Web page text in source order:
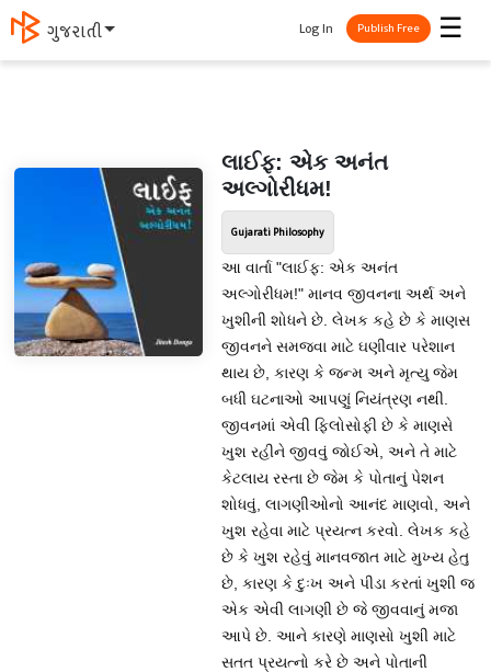
ગુજરાતી ☰
Log In Publish Free
લાઈફ: એક અનંત
અલ્ગોરીધમ!
Gujarati Philosophy
આ વાર્તા "લાઈફ: એક અનંત
અલ્ગોરીધમ!" માનવ જીવનના અર્થ અને
ખુશીની શોધને છે. લેખક કહે છે કે માણસ
જીવનને સમજવા માટે ઘણીવાર પરેશાન
થાય છે, કારણ કે જન્મ અને મૃત્યુ જેમ
બધી ઘટનાઓ આપણું નિયંત્રણ નથી.
જીવનમાં એવી ફિલોસોફી છે કે માણસે
ખુશ રહીને જીવવું જોઈએ, અને તે માટે
કેટલાય રસ્તા છે જેમ કે પોતાનું પેશન
શોધવું, લાગણીઓનો આનંદ માણવો, અને
ખુશ રહેવા માટે પ્રયત્ન કરવો. લેખક કહે
છે કે ખુશ રહેવું માનવજાત માટે મુખ્ય હેતુ
છે, કારણ કે દુઃખ અને પીડા કરતાં ખુશી જ
એક એવી લાગણી છે જે જીવવાનું મજા
આપે છે. આને કારણે માણસો ખુશી માટે
સતત પ્રયત્નો કરે છે અને પોતાની